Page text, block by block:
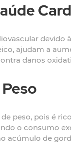
devido
ajudam a
danos
peso, pois é
o consumo
acúmulo de